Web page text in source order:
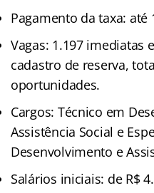
Pagamento da taxa: até
Vagas: 1.197 imediatas
cadastro de reserva,
oportunidades.
Cargos: Técnico em
Assistência Social e
Desenvolvimento e
Salários iniciais: de R$